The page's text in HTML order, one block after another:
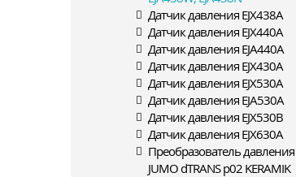
Датчик давления EJX438A
Датчик давления EJX440A
Датчик давления EJA440A
Датчик давления EJX430A
Датчик давления EJX530A
Датчик давления EJA530A
Датчик давления EJX530B
Датчик давления EJX630A
Преобразователь давления
JUMO dTRANS p02 KERAMIK